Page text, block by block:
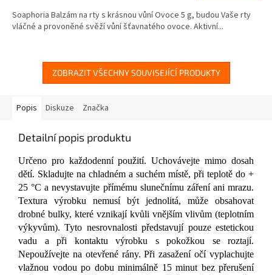
z
5
Soaphoria Balzám na rty s krásnou vůní Ovoce 5 g, budou Vaše rty
vláčné a provoněné svěží vůní šťavnatého ovoce. Aktivní...
ZOBRAZIT VŠECHNY SOUVISEJÍCÍ PRODUKTY
Popis Diskuze Značka
Detailní popis produktu
Určeno pro každodenní použití. Uchovávejte mimo dosah
dětí. Skladujte na chladném a suchém místě, při teplotě do +
25 °C a nevystavujte přímému slunečnímu záření ani mrazu.
Textura výrobku nemusí být jednolitá, může obsahovat
drobné bulky, které vznikají kvůli vnějším vlivům (teplotním
výkyvům). Tyto nesrovnalosti představují pouze estetickou
vadu a při kontaktu výrobku s pokožkou se roztají.
Nepoužívejte na otevřené rány. Při zasažení očí vyplachujte
vlažnou vodou po dobu minimálně 15 minut bez přerušení